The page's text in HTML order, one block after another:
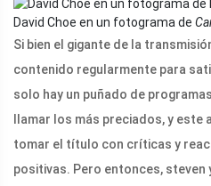
David Choe en un fotograma de
Si bien el gigante de la
contenido regularmente para
solo hay un puñado de
llamar los más preciados, y este
tomar el título con críticas y
positivas. Pero entonces, steven